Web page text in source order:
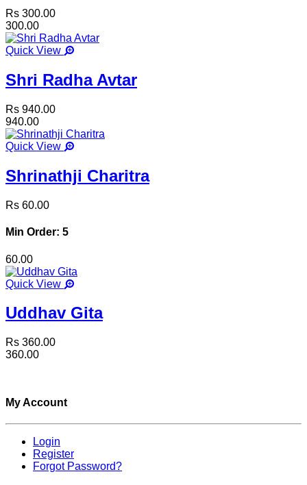
Rs 300.00
300.00
Quick View
Shri Radha Avtar
Rs 940.00
940.00
Quick View
Shrinathji Charitra
Rs 60.00
Min Order: 5
60.00
Quick View
Uddhav Gita
Rs 360.00
360.00
My Account
Login
Register
Forgot Password?